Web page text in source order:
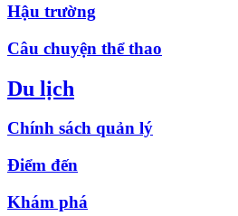
Hậu trường
Câu chuyện thể thao
Du lịch
Chính sách quản lý
Điểm đến
Khám phá